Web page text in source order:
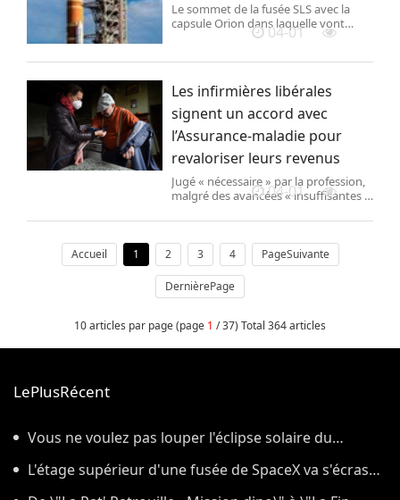
Le sommet de la fusée SLS avec la
capsule Orion dans laquelle vont
embarquer les 4 astronautes
Artemis II,sur la base de Cap
04-01
Les infirmières libérales
signent un accord avec
l’Assurance-maladie pour
revaloriser leurs revenus
Jugé « nécessaire » par la profession,
malgré des avancées « insuffisantes »,
stagnation des rémunérations, dans
système de soins.
04-01
Accueil 1 2 3 4 PageSuivante
DernièrePage
10 articles par page (page 1 / 37) Total 364 articles
LePlusRécent
Vous ne voulez pas louper l'éclipse solaire du
12 août ? On répond à sept questions pas si bêtes sur
L'étage supérieur d'une fusée de SpaceX va s'écraser